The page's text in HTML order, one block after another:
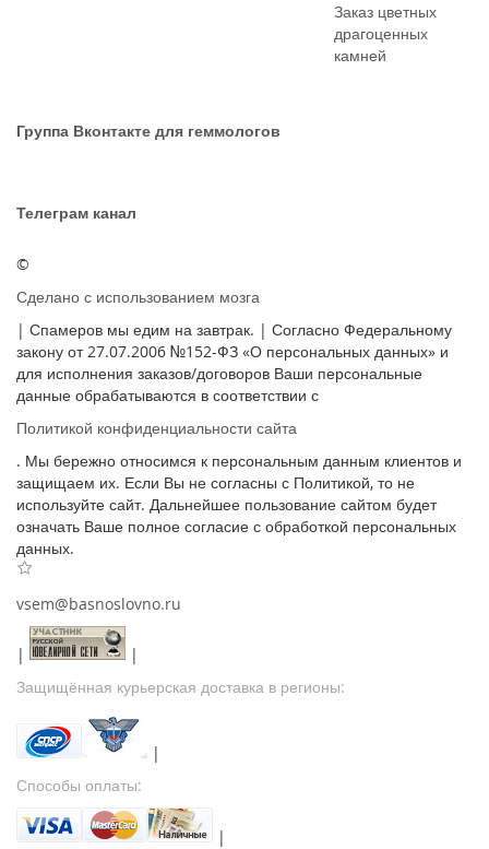
Заказ цветных
драгоценных
камней
Группа Вконтакте для геммологов
Телеграм канал
©
Сделано с использованием мозга
| Спамеров мы едим на завтрак. | Согласно Федеральному
закону от 27.07.2006 №152-ФЗ «О персональных данных» и
для исполнения заказов/договоров Ваши персональные
данные обрабатываются в соответствии с
Политикой конфиденциальности сайта
. Мы бережно относимся к персональным данным клиентов и
защищаем их. Если Вы не согласны с Политикой, то не
используйте сайт. Дальнейшее пользование сайтом будет
означать Ваше полное согласие с обработкой персональных
данных.
vsem@basnoslovno.ru
|
|
Защищённая курьерская доставка в регионы:
|
Способы оплаты:
|